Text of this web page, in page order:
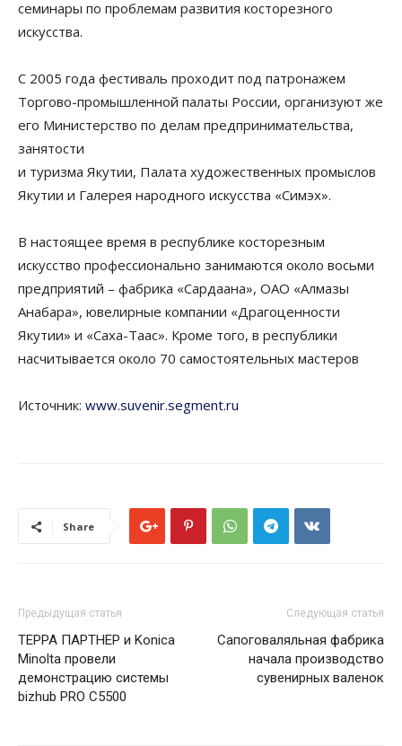
семинары по проблемам развития косторезного
искусства.
С 2005 года фестиваль проходит под патронажем
Торгово-промышленной палаты России, организуют же
его Министерство по делам предпринимательства,
занятости
и туризма Якутии, Палата художественных промыслов
Якутии и Галерея народного искусства «Симэх».
В настоящее время в республике косторезным
искусство профессионально занимаются около восьми
предприятий – фабрика «Сардаана», ОАО «Алмазы
Анабара», ювелирные компании «Драгоценности
Якутии» и «Саха-Таас». Кроме того, в республики
насчитывается около 70 самостоятельных мастеров
Источник: www.suvenir.segment.ru
Share
Предыдущая статья
ТЕРРА ПАРТНЕР и Konica
Minolta провели
демонстрацию системы
bizhub PRO C5500
Следующая статья
Cапоговаляльная фабрика
начала производство
сувенирных валенок